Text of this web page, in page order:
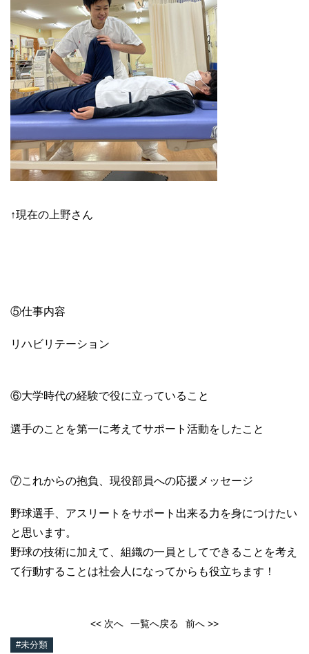
↑現在の上野さん
⑤仕事内容
リハビリテーション
⑥大学時代の経験で役に立っていること
選手のことを第一に考えてサポート活動をしたこと
⑦これからの抱負、現役部員への応援メッセージ
野球選手、アスリートをサポート出来る力を身につけたい
と思います。
野球の技術に加えて、組織の一員としてできることを考え
て行動することは社会人になってからも役立ちます！
<< 次へ 一覧へ戻る 前へ >>
#未分類